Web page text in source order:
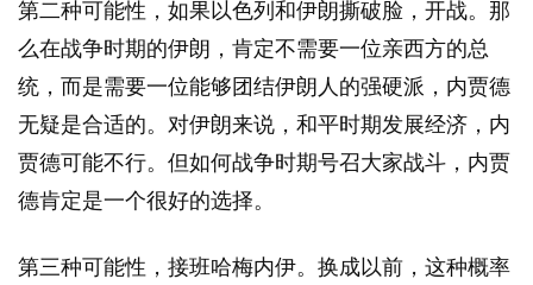
第二种可能性，如果以色列和伊朗撕破脸，开战。那
么在战争时期的伊朗，肯定不需要一位亲西方的总
统，而是需要一位能够团结伊朗人的强硬派，内贾德
无疑是合适的。对伊朗来说，和平时期发展经济，内
贾德可能不行。但如何战争时期号召大家战斗，内贾
德肯定是一个很好的选择。
第三种可能性，接班哈梅内伊。换成以前，这种概率